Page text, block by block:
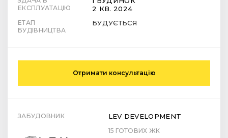
ЕКСПЛУАТАЦІЮ
2 КВ. 2024
ЕТАП
БУДІВНИЦТВА
БУДУЄТЬСЯ
Отримати консультацію
ЗАБУДОВНИК LEV DEVELOPMENT
15 ГОТОВИХ ЖК